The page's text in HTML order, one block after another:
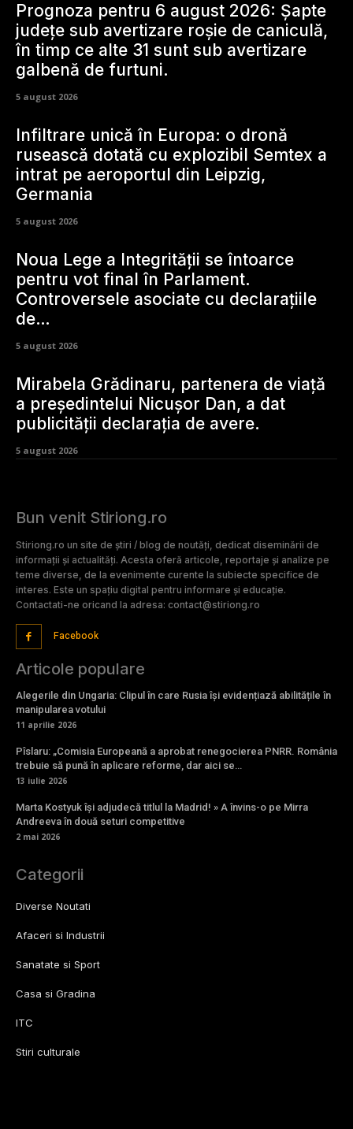
Prognoza pentru 6 august 2026: Șapte
județe sub avertizare roșie de caniculă,
în timp ce alte 31 sunt sub avertizare
galbenă de furtuni.
5 august 2026
Infiltrare unică în Europa: o dronă
rusească dotată cu explozibil Semtex a
intrat pe aeroportul din Leipzig,
Germania
5 august 2026
Noua Lege a Integrității se întoarce
pentru vot final în Parlament.
Controversele asociate cu declarațiile
de…
5 august 2026
Mirabela Grădinaru, partenera de viață
a președintelui Nicușor Dan, a dat
publicității declarația de avere.
5 august 2026
Bun venit Stiriong.ro
Stiriong.ro un site de știri / blog de noutăți, dedicat diseminării de
informații și actualități. Acesta oferă articole, reportaje și analize pe
teme diverse, de la evenimente curente la subiecte specifice de
interes. Este un spațiu digital pentru informare și educație.
Contactati-ne oricand la adresa: contact@stiriong.ro
Facebook
Articole populare
Alegerile din Ungaria: Clipul în care Rusia își evidențiază abilitățile în
manipularea votului
11 aprilie 2026
Pîslaru: „Comisia Europeană a aprobat renegocierea PNRR. România
trebuie să pună în aplicare reforme, dar aici se…
13 iulie 2026
Marta Kostyuk își adjudecă titlul la Madrid! » A învins-o pe Mirra
Andreeva în două seturi competitive
2 mai 2026
Categorii
Diverse Noutati
Afaceri si Industrii
Sanatate si Sport
Casa si Gradina
ITC
Stiri culturale